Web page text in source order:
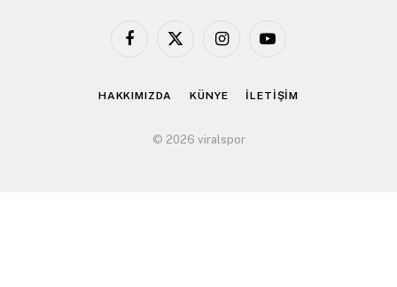
Facebook
X
InstagramYouTube
HAKKIMIZDA KÜNYE İLETİŞİM
© 2026 viralspor